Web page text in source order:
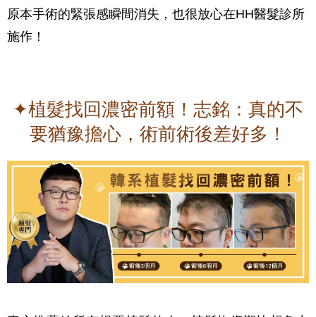
原本手術的緊張感瞬間消失，也很放心在HH醫髮診所
施作！
✦植髮找回濃密前額！志銘：真的不
要猶豫擔心，術前術後差好多！